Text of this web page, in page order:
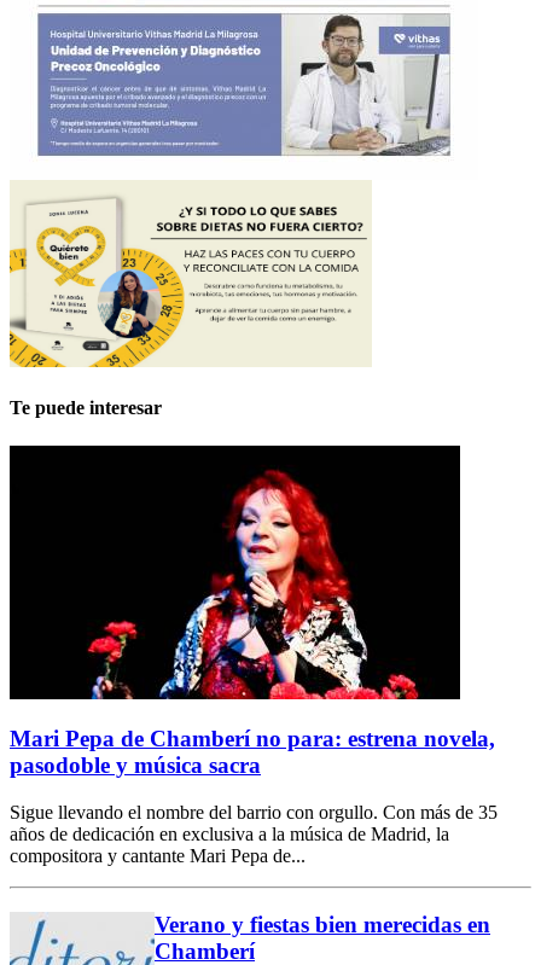
Te puede interesar
Mari Pepa de Chamberí no para: estrena novela,
pasodoble y música sacra
Sigue llevando el nombre del barrio con orgullo. Con más de 35
años de dedicación en exclusiva a la música de Madrid, la
compositora y cantante Mari Pepa de...
Verano y fiestas bien merecidas en
Chamberí